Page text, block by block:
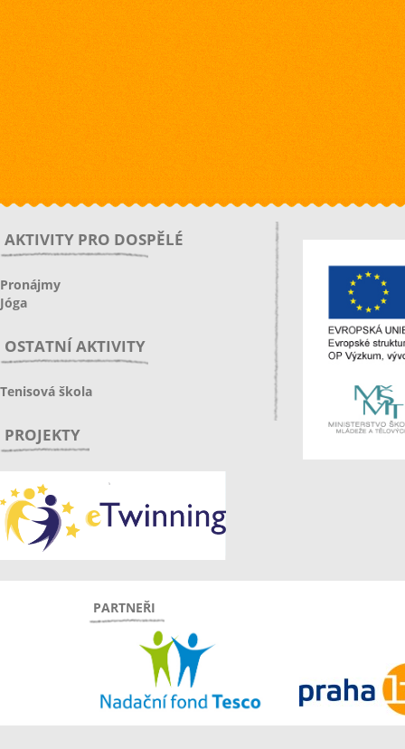
AKTIVITY PRO DOSPĚLÉ
Pronájmy
Jóga
OSTATNÍ AKTIVITY
Tenisová škola
PROJEKTY
PARTNEŘI